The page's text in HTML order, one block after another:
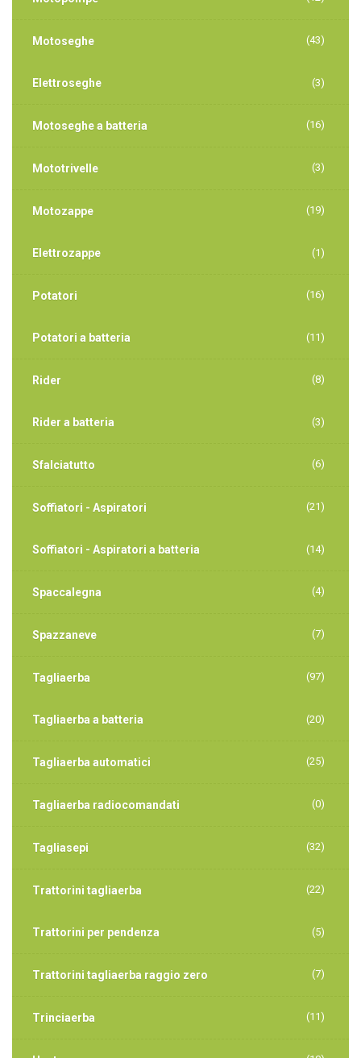
Motoseghe (43)
Elettroseghe (3)
Motoseghe a batteria (16)
Mototrivelle (3)
Motozappe (19)
Elettrozappe (1)
Potatori (16)
Potatori a batteria (11)
Rider (8)
Rider a batteria (3)
Sfalciatutto (6)
Soffiatori - Aspiratori (21)
Soffiatori - Aspiratori a batteria (14)
Spaccalegna (4)
Spazzaneve (7)
Tagliaerba (97)
Tagliaerba a batteria (20)
Tagliaerba automatici (25)
Tagliaerba radiocomandati (0)
Tagliasepi (32)
Trattorini tagliaerba (22)
Trattorini per pendenza (5)
Trattorini tagliaerba raggio zero (7)
Trinciaerba (11)